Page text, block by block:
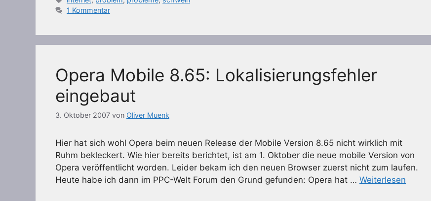
1 Kommentar
Opera Mobile 8.65: Lokalisierungsfehler
eingebaut
3. Oktober 2007 von Oliver Muenk
Hier hat sich wohl Opera beim neuen Release der Mobile Version 8.65 nicht wirklich mit
Ruhm bekleckert. Wie hier bereits berichtet, ist am 1. Oktober die neue mobile Version von
Opera veröffentlicht worden. Leider bekam ich den neuen Browser zuerst nicht zum laufen.
Heute habe ich dann im PPC-Welt Forum den Grund gefunden: Opera hat … Weiterlesen